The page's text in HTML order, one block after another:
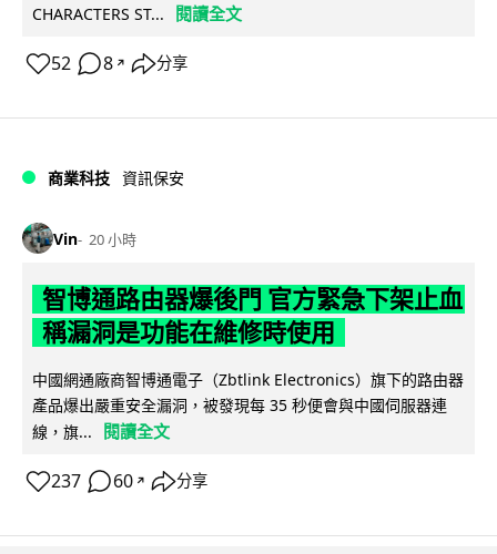
CHARACTERS ST...
閱讀全文
52 8 ↗ 分享
商業科技 資訊保安
Vin 20 小時
智博通路由器爆後門 官方緊急下架止血
稱漏洞是功能在維修時使用
中國網通廠商智博通電子（Zbtlink Electronics）旗下的路由器
產品爆出嚴重安全漏洞，被發現每 35 秒便會與中國伺服器連
線，旗...
閱讀全文
237 60 ↗ 分享